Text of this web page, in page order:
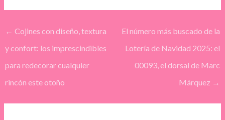
← Cojines con diseño, textura
y confort: los imprescindibles
para redecorar cualquier
rincón este otoño
El número más buscado de la
Lotería de Navidad 2025: el
00093, el dorsal de Marc
Márquez →